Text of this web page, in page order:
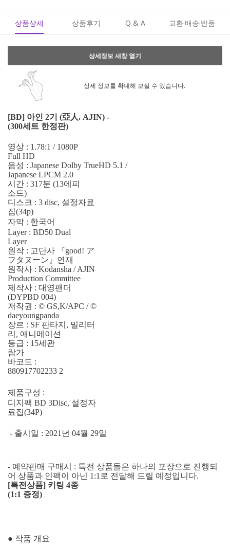
상품상세 상품후기 Q & A 교환·배송·반품
상세정보 새창 열기
상세 정보를 확대해 보실 수 있습니다.
[BD] 아인 2기 (亞人. AJIN) -
(300세트 한정판)
영상 : 1.78:1 / 1080P
Full HD
음성 : Japanese Dolby TrueHD 5.1 /
Japanese LPCM 2.0
시간 : 317분 (13에피
소드)
디스크 : 3 disc, 설정자료
집(34p)
자막 : 한국어
Layer : BD50 Dual
Layer
원작 : 고단사 『good! ア
フタヌーン』연재
원작사 : Kodansha / AJIN
Production Committee
제작사 : 대영팬더
(DYPBD 004)
저작권 : © GS,K/APC / ©
daeyoungpanda
장르 : SF 판타지, 밀리터
리, 애니메이션
등급 : 15세관
람가
바코드 :
880917702233 2
제품구성 :
디지팩 BD 3Disc, 설정자
료집(34P)
- 출시일 : 2021년 04월 29일
- 예약판매 구매시 : 특전 상품들은 하나의 포장으로 진행되
어 상품과 인팩이 아닌 1:1로 전달해 드릴 예정입니다.
[특전상품] 키링 4종
(1:1 증정)
● 작품 개요